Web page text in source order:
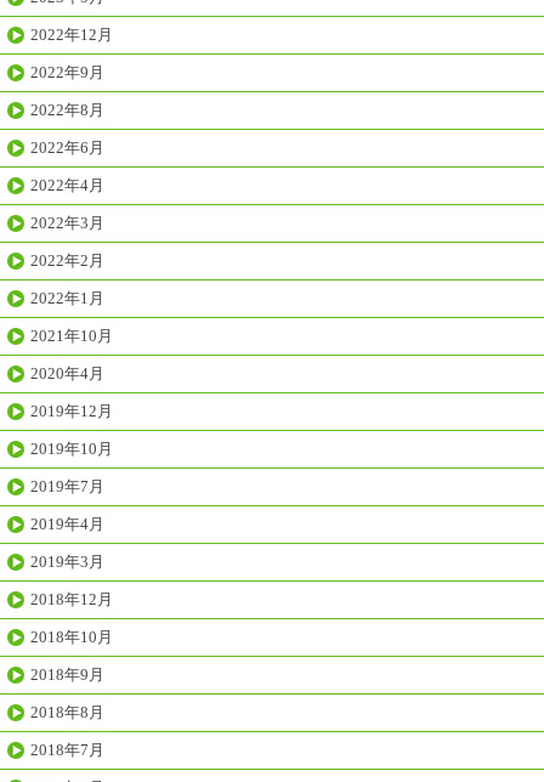
2022年12月
2022年9月
2022年8月
2022年6月
2022年4月
2022年3月
2022年2月
2022年1月
2021年10月
2020年4月
2019年12月
2019年10月
2019年7月
2019年4月
2019年3月
2018年12月
2018年10月
2018年9月
2018年8月
2018年7月